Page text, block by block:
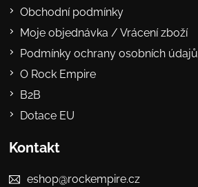
Obchodní podmínky
Moje objednávka / Vrácení zboží
Podmínky ochrany osobních údajů
O Rock Empire
B2B
Dotace EU
Kontakt
eshop@rockempire.cz